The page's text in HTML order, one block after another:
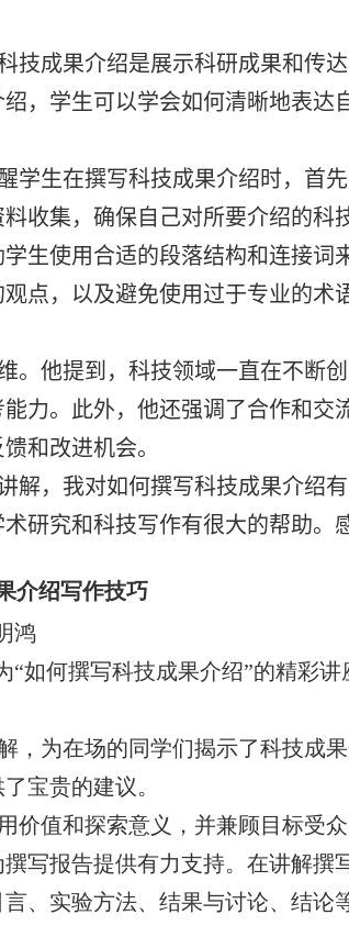
技成果介绍是展示科研成果和传
，学生可以学会如何清晰地表达
学生在撰写科技成果介绍时，首
收集，确保自己对所要介绍的科
生使用合适的段落结构和连接词
点，以及避免使用过于专业的术
。他提到，科技领域一直在不断
力。此外，他还强调了合作和交
和改进机会。
，我对如何撰写科技成果介绍有
研究和科技写作有很大的帮助。
介绍写作技巧
鸿
如何撰写科技成果介绍”的精彩
为在场的同学们揭示了科技成果
宝贵的建议。
价值和探索意义，并兼顾目标受
写报告提供有力支持。在讲解撰
、实验方法、结果与讨论、结论